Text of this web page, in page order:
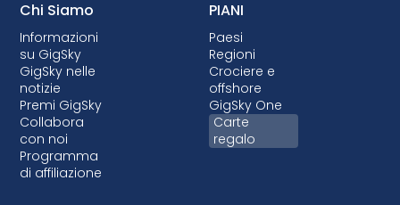
Chi Siamo
Informazioni
su GigSky
GigSky nelle
notizie
Premi GigSky
Collabora
con noi
Programma
di affiliazione
PIANI
Paesi
Regioni
Crociere e
offshore
GigSky One
Carte
regalo